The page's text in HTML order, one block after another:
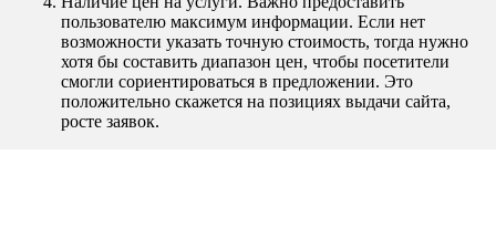
пользователю максимум информации. Если нет
возможности указать точную стоимость, тогда нужно
хотя бы составить диапазон цен, чтобы посетители
смогли сориентироваться в предложении. Это
положительно скажется на позициях выдачи сайта,
росте заявок.